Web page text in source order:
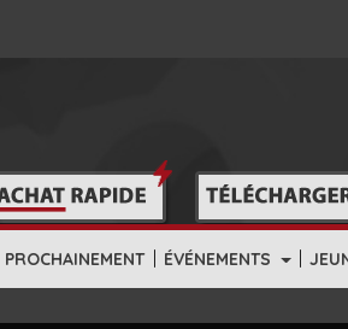
PROCHAINEMENT | ÉVÉNEMENTS |